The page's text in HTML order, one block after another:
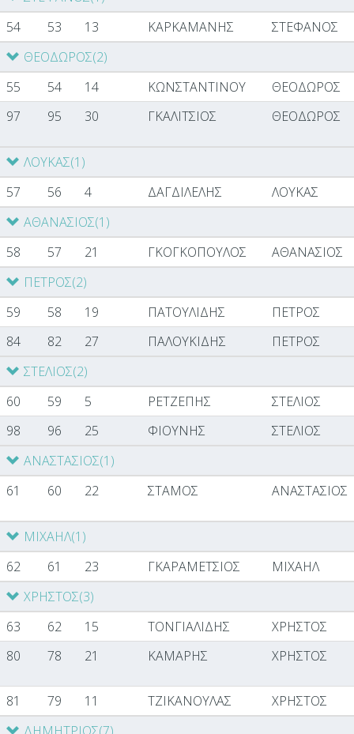
54
53 13 ΚΑΡΚΑΜΑΝΗΣ
ΣΤΕΦΑΝΟΣ
ΘΕΟΔΩΡΟΣ(2)
55
54 14 ΚΩΝΣΤΑΝΤΙΝΟΥ
ΘΕΟΔΩΡΟΣ
97
95 30 ΓΚΑΛΙΤΣΙΟΣ ΘΕΟΔΩΡΟΣ
ΛΟΥΚΑΣ(1)
57
56 4 ΔΑΓΔΙΛΕΛΗΣ
ΛΟΥΚΑΣ
ΑΘΑΝΑΣΙΟΣ(1)
58
57 21 ΓΚΟΓΚΟΠΟΥΛΟΣ
ΑΘΑΝΑΣΙΟΣ
ΠΕΤΡΟΣ(2)
59
58 19 ΠΑΤΟΥΛΙΔΗΣ
ΠΕΤΡΟΣ
84
82 27 ΠΑΛΟΥΚΙΔΗΣ
ΠΕΤΡΟΣ
ΣΤΕΛΙΟΣ(2)
60
59 5 ΡΕΤΖΕΠΗΣ
ΣΤΕΛΙΟΣ
98
96 25 ΦΙΟΥΝΗΣ
ΣΤΕΛΙΟΣ
ΑΝΑΣΤΑΣΙΟΣ(1)
61
60 22 ΣΤΑΜΟΣ ΑΝΑΣΤΑΣΙΟΣ
ΜΙΧΑΗΛ(1)
62
61 23 ΓΚΑΡΑΜΕΤΣΙΟΣ
ΜΙΧΑΗΛ
ΧΡΗΣΤΟΣ(3)
63
62 15 ΤΟΝΓΙΑΛΙΔΗΣ
ΧΡΗΣΤΟΣ
80
78 21 ΚΑΜΑΡΗΣ ΧΡΗΣΤΟΣ
81 79 11 ΤΖΙΚΑΝΟΥΛΑΣ
ΧΡΗΣΤΟΣ